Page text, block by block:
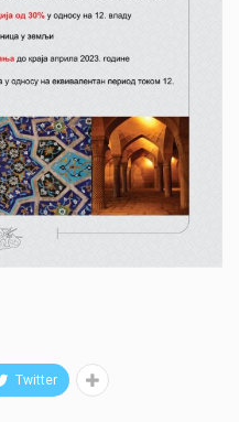
Twitter